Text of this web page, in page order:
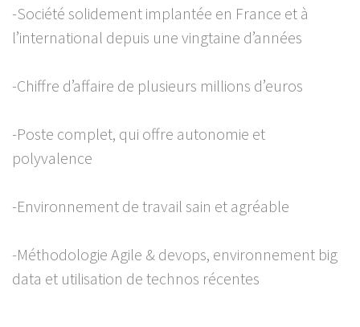
-Société solidement implantée en France et à
l’international depuis une vingtaine d’années
-Chiffre d’affaire de plusieurs millions d’euros
-Poste complet, qui offre autonomie et
polyvalence
-Environnement de travail sain et agréable
-Méthodologie Agile & devops, environnement big
data et utilisation de technos récentes